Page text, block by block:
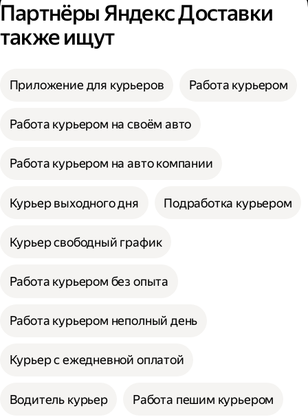
Партнёры Яндекс Доставки
также ищут
Приложение для курьеров Работа курьером
Работа курьером на своём авто
Работа курьером на авто компании
Курьер выходного дня Подработка курьером
Курьер свободный график
Работа курьером без опыта
Работа курьером неполный день
Курьер с ежедневной оплатой
Водитель курьер Работа пешим курьером